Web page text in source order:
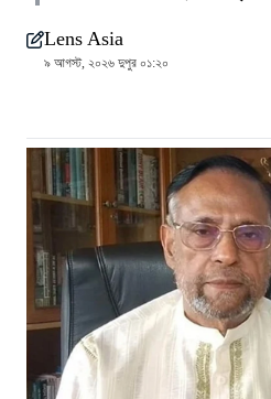
Lens Asia
৯ আগস্ট, ২০২৬ দুপুর ০১:২০